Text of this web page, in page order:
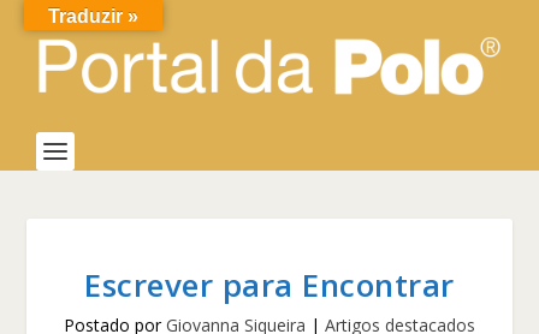
Escrever para Encontrar
Postado porGiovanna Siqueira | Artigos destacados
Traduzir »